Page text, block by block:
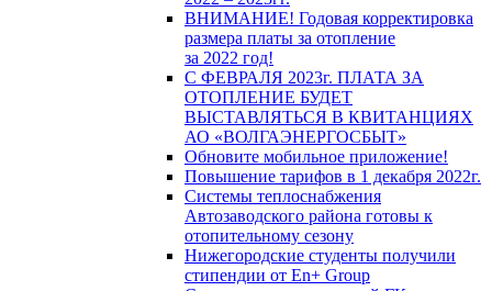
ВНИМАНИЕ! Годовая корректировка
размера платы за отопление
за 2022 год!
С ФЕВРАЛЯ 2023г. ПЛАТА ЗА
ОТОПЛЕНИЕ БУДЕТ
ВЫСТАВЛЯТЬСЯ В КВИТАНЦИЯХ
АО «ВОЛГАЭНЕРГОСБЫТ»
Обновите мобильное приложение!
Повышение тарифов в 1 декабря 2022г.
Системы теплоснабжения
Автозаводского района готовы к
отопительному сезону
Нижегородские студенты получили
стипендии от En+ Group